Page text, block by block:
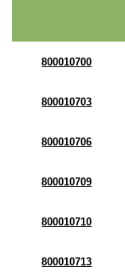
800010700
800010703
800010706
800010709
800010710
800010713